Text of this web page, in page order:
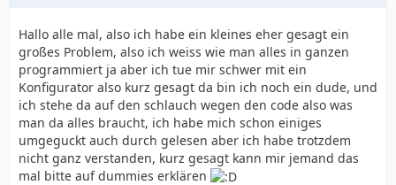
Hallo alle mal, also ich habe ein kleines eher gesagt ein
großes Problem, also ich weiss wie man alles in ganzen
programmiert ja aber ich tue mir schwer mit ein
Konfigurator also kurz gesagt da bin ich noch ein dude, und
ich stehe da auf den schlauch wegen den code also was
man da alles braucht, ich habe mich schon einiges
umgeguckt auch durch gelesen aber ich habe trotzdem
nicht ganz verstanden, kurz gesagt kann mir jemand das
mal bitte auf dummies erklären